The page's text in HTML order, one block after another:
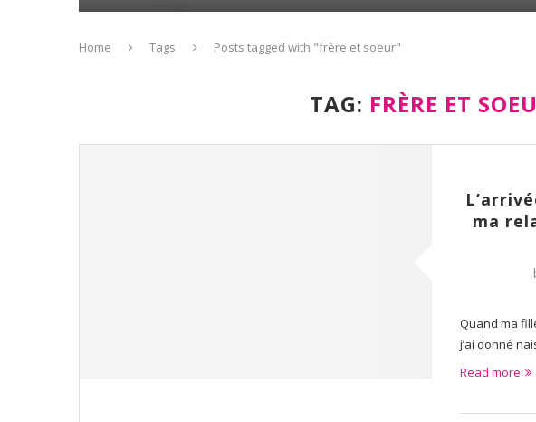
Home Tags Posts tagged with "frère et soeur"
TAG: FRÈRE ET
ma
Quand ma
j’ai donné
Read more